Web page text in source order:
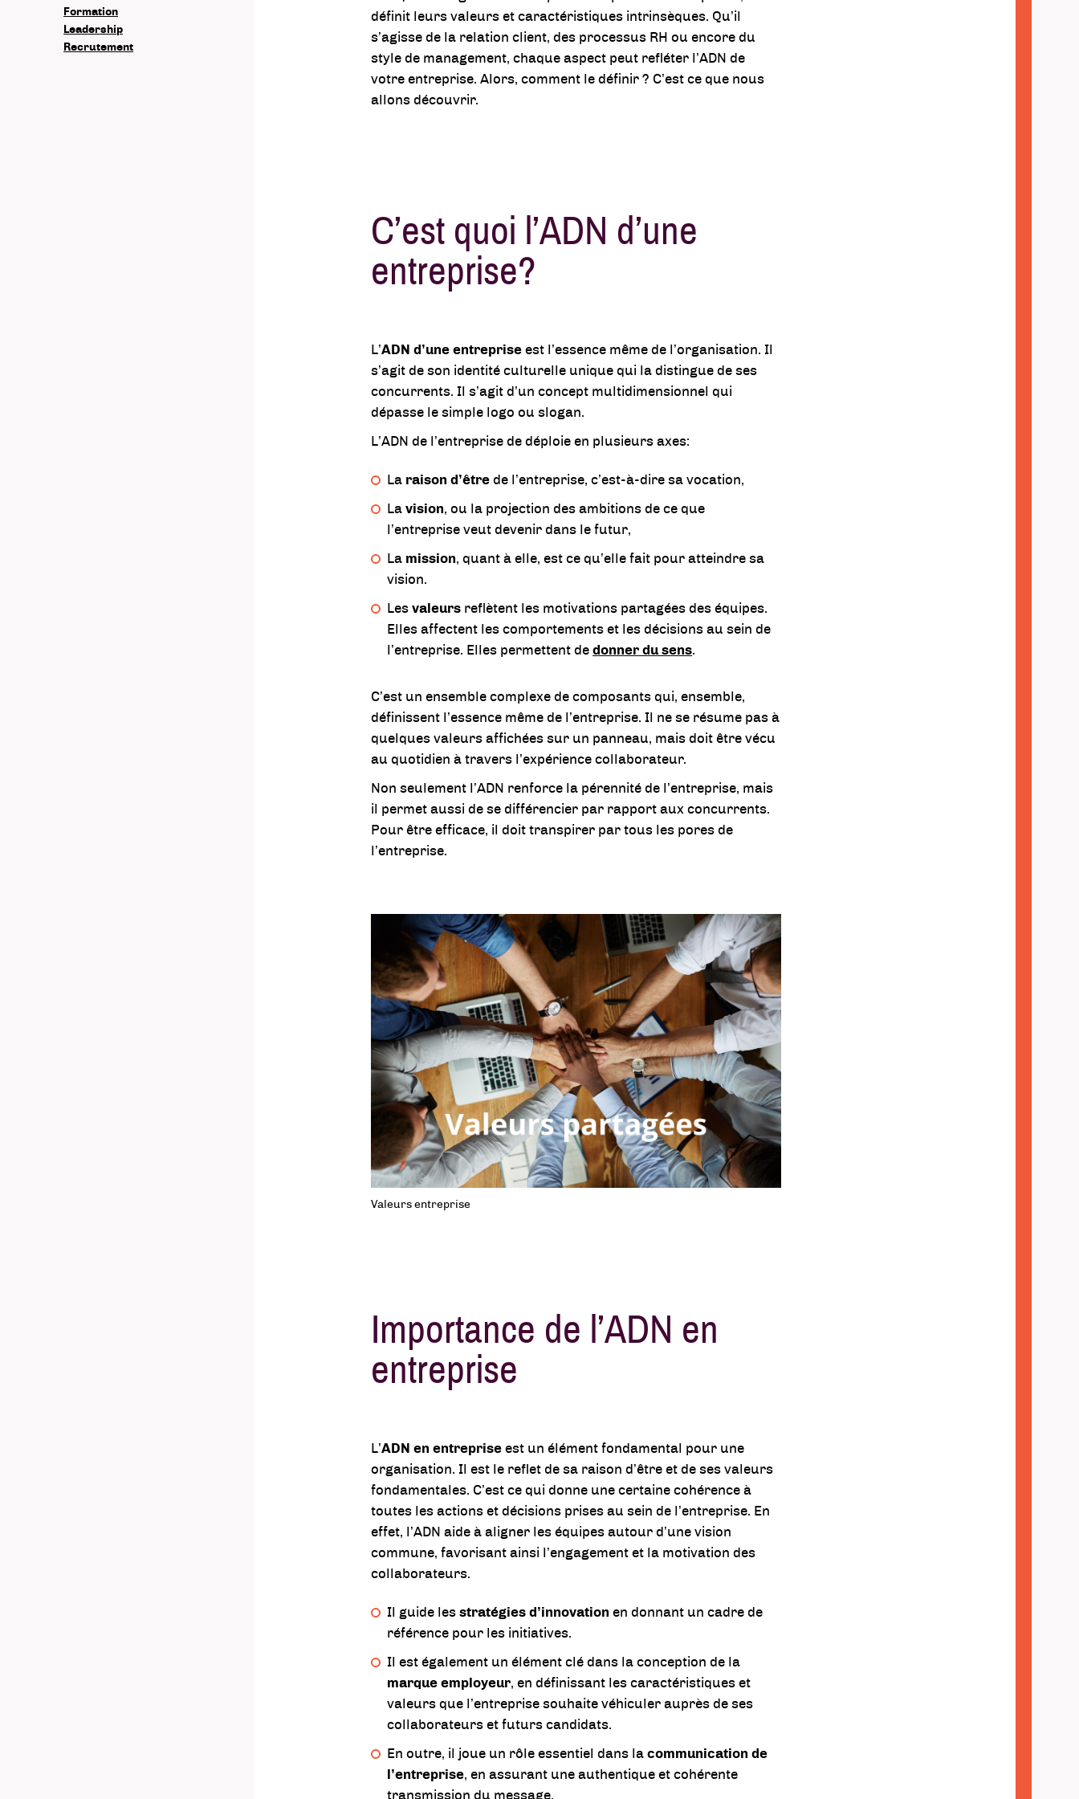
Formation
Leadership
Recrutement
définit leurs valeurs et caractéristiques intrinsèques. Qu’il
s’agisse de la relation client, des processus RH ou encore du
style de management, chaque aspect peut refléter l’ADN de
votre entreprise. Alors, comment le définir ? C’est ce que nous
allons découvrir.
C’est quoi l’ADN d’une
entreprise?
L’ADN d’une entreprise est l’essence même de l’organisation. Il
s’agit de son identité culturelle unique qui la distingue de ses
concurrents. Il s’agit d’un concept multidimensionnel qui
dépasse le simple logo ou slogan.
L’ADN de l’entreprise de déploie en plusieurs axes:
La raison d’être de l’entreprise, c’est-à-dire sa vocation,
Lavision, ou la projection des ambitions de ce que
l’entreprise veut devenir dans le futur,
La mission, quant à elle, est ce qu’elle fait pour atteindre sa
vision.
Lesvaleurs reflètent les motivations partagées des équipes.
Elles affectent les comportements et les décisions au sein de
l’entreprise. Elles permettent dedonner du sens.
C’est un ensemble complexe de composants qui, ensemble,
définissent l’essence même de l’entreprise. Il ne se résume pas à
quelques valeurs affichées sur un panneau, mais doit être vécu
au quotidien à travers l’expérience collaborateur.
Non seulement l’ADN renforce la pérennité de l’entreprise, mais
il permet aussi de se différencier par rapport aux concurrents.
Pour être efficace, il doit transpirer par tous les pores de
l’entreprise.
Valeurs entreprise
Importance de l’ADN en
entreprise
L’ADN en entreprise est un élément fondamental pour une
organisation. Il est le reflet de sa raison d’être et de ses valeurs
fondamentales. C’est ce qui donne une certaine cohérence à
toutes les actions et décisions prises au sein de l’entreprise. En
effet, l’ADN aide à aligner les équipes autour d’une vision
commune, favorisant ainsi l’engagement et la motivation des
collaborateurs.
Il guide lesstratégies d’innovation en donnant un cadre de
référence pour les initiatives.
Il est également un élément clé dans la conception de la
marque employeur, en définissant les caractéristiques et
valeurs que l’entreprise souhaite véhiculer auprès de ses
collaborateurs et futurs candidats.
En outre, il joue un rôle essentiel dans lacommunication de
l’entreprise, en assurant une authentique et cohérente
transmission du message.